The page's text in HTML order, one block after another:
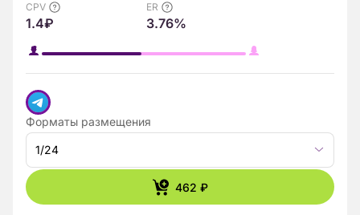
CPV
1.4₽
ER
3.76%
Форматы размещения
1/24
462 ₽